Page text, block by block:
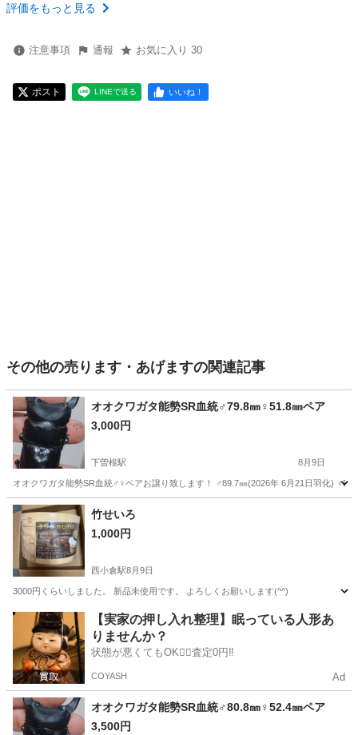
評価をもっと見る
注意事項 通報 お気に入り 30
ポスト LINEで送る いいね！
その他の売ります・あげますの関連記事
オオクワガタ能勢SR血統♂79.8㎜♀51.8㎜ペア
3,000円
下曽根駅 8月9日
オオクワガタ能勢SR血統♂♀ペアお譲り致します！ ♂89.7㎜(2026年 6月21日羽化)
福岡 北九州市 下曽根駅
竹せいろ
1,000円
西小倉駅8月9日
3000円くらいしました。 新品未使用です。 よろしくお願いします(^^)
福岡 北九州市 西小倉駅 その他
【実家の押し入れ整理】眠っている人形あ
りませんか？
状態が悪くてもOK🙆‍♀️査定0円‼️
COYASH Ad
オオクワガタ能勢SR血統♂80.8㎜♀52.4㎜ペア
3,500円